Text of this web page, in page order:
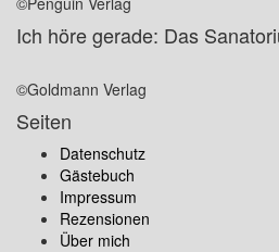
Ich höre gerade: Das
©Goldmann Verlag
Seiten
Datenschutz
Gästebuch
Impressum
Rezensionen
Über mich